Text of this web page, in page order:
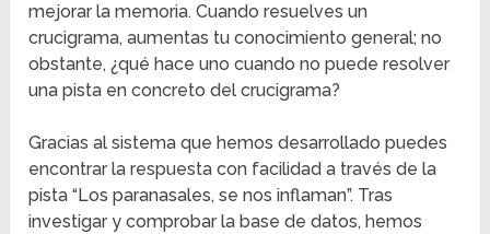
mejorar la memoria. Cuando resuelves un
crucigrama, aumentas tu conocimiento general; no
obstante, ¿qué hace uno cuando no puede resolver
una pista en concreto del crucigrama?
Gracias al sistema que hemos desarrollado puedes
encontrar la respuesta con facilidad a través de la
pista “Los paranasales, se nos inflaman”. Tras
investigar y comprobar la base de datos, hemos